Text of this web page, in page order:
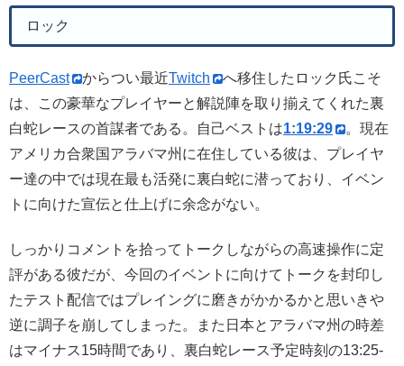
ロック
PeerCast からつい最近Twitch
へ移住したロック氏こそ
は、この豪華なプレイヤーと解説陣を取り揃えてくれた裏
白蛇レースの首謀者である。自己ベストは1:19:29
。現在
アメリカ合衆国アラバマ州に在住している彼は、プレイヤ
ー達の中では現在最も活発に裏白蛇に潜っており、イベン
トに向けた宣伝と仕上げに余念がない。
しっかりコメントを拾ってトークしながらの高速操作に定
評がある彼だが、今回のイベントに向けてトークを封印し
たテスト配信ではプレイングに磨きがかかるかと思いきや
逆に調子を崩してしまった。また日本とアラバマ州の時差
はマイナス15時間であり、裏白蛇レース予定時刻の13:25-